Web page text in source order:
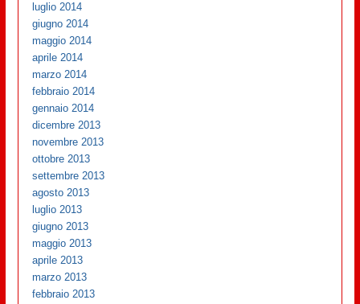
luglio 2014
giugno 2014
maggio 2014
aprile 2014
marzo 2014
febbraio 2014
gennaio 2014
dicembre 2013
novembre 2013
ottobre 2013
settembre 2013
agosto 2013
luglio 2013
giugno 2013
maggio 2013
aprile 2013
marzo 2013
febbraio 2013